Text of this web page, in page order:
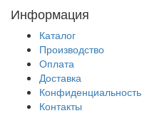
Информация
Каталог
Производство
Оплата
Доставка
Конфиденциальность
Контакты